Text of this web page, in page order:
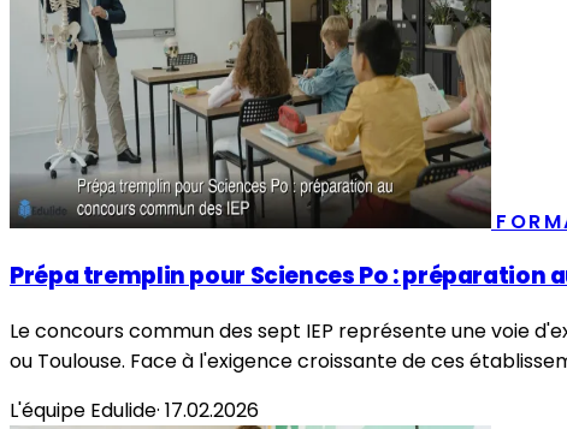
Prépa tremplin pour Sciences Po : préparation
Le concours commun des sept IEP représente une voie
ou Toulouse. Face à l'exigence croissante de ces
L'équipe Edulide· 17.02.2026